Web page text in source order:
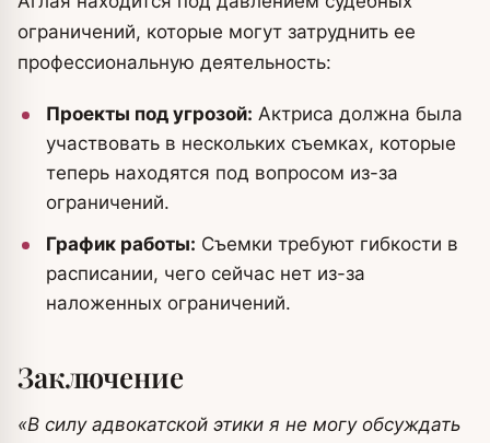
ограничений, которые могут затруднить ее
профессиональную деятельность:
Проекты под угрозой: Актриса должна была
участвовать в нескольких съемках, которые
теперь находятся под вопросом из-за
ограничений.
График работы: Съемки требуют гибкости в
расписании, чего сейчас нет из-за
наложенных ограничений.
Заключение
«В силу адвокатской этики я не могу обсуждать